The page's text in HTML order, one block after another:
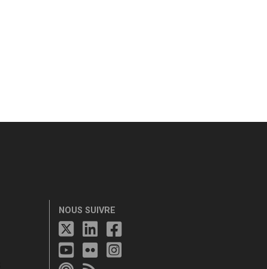
NOUS SUIVRE